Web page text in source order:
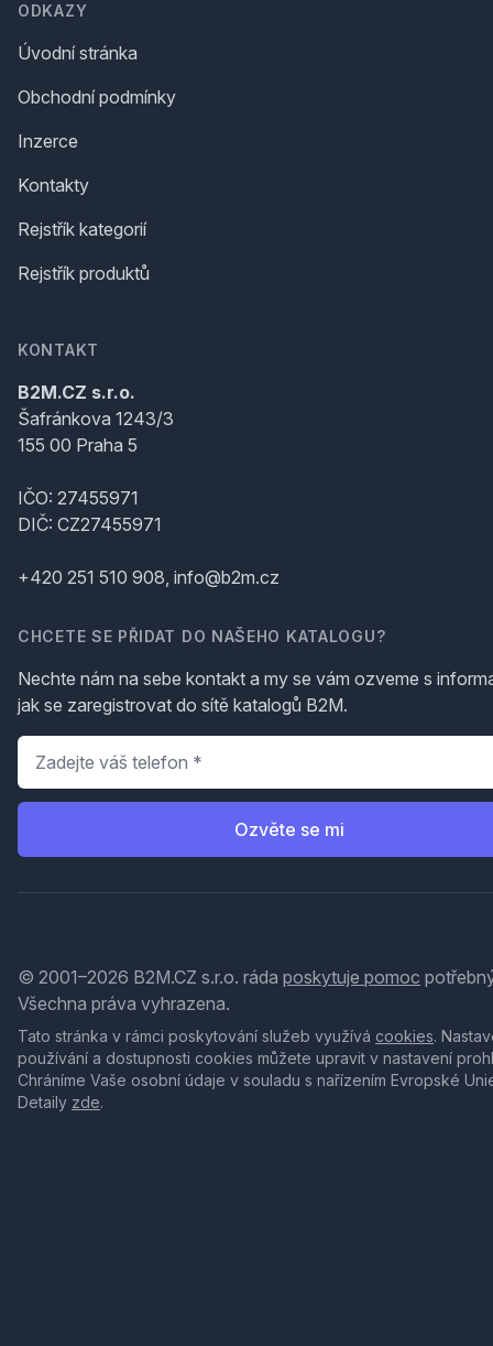
ODKAZY
Úvodní stránka
Obchodní podmínky
Inzerce
Kontakty
Rejstřík kategorií
Rejstřík produktů
KONTAKT
B2M.CZ s.r.o.
Šafránkova 1243/3
155 00 Praha 5
IČO: 27455971
DIČ: CZ27455971
+420 251 510 908, info@b2m.cz
CHCETE SE PŘIDAT DO NAŠEHO KATALOGU?
Nechte nám na sebe kontakt a my se vám ozveme s
jak se zaregistrovat do sítě katalogů B2M.
Telefon
Ozvěte se mi
© 2001–2026 B2M.CZ s.r.o. ráda poskytuje pomoc
Všechna práva vyhrazena.
Tato stránka v rámci poskytování služeb využívá cookies.
používání a dostupnosti cookies můžete upravit v nastavení
Chráníme Vaše osobní údaje v souladu s nařízením Evropské
Detaily zde.